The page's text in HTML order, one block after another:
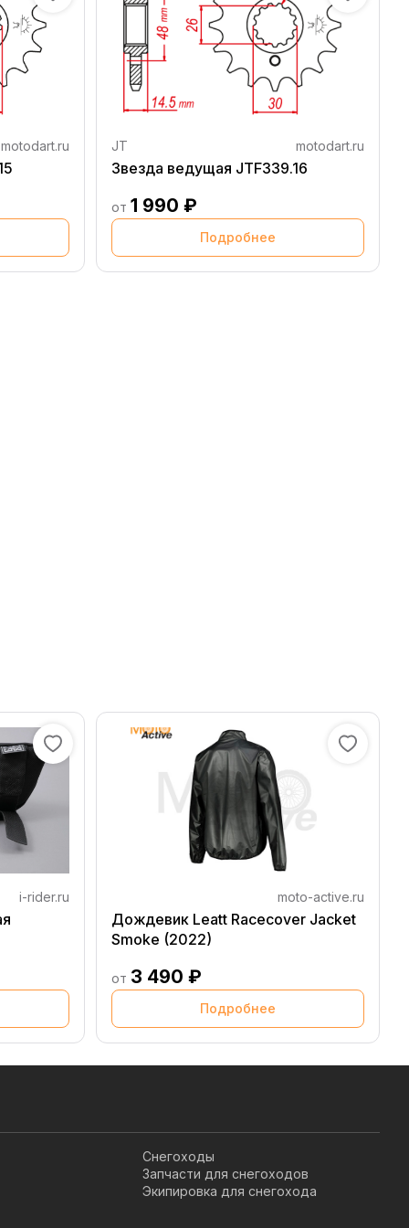
motodart.ru JT motodart.ru
Звезда ведущая JTF339.16
от 1 990 ₽
Подробнее
i-rider.ru moto-active.ru
Дождевик Leatt Racecover Jacket
Smoke (2022)
от 3 490 ₽
Подробнее
Снегоходы
Запчасти для снегоходов
Экипировка для снегохода